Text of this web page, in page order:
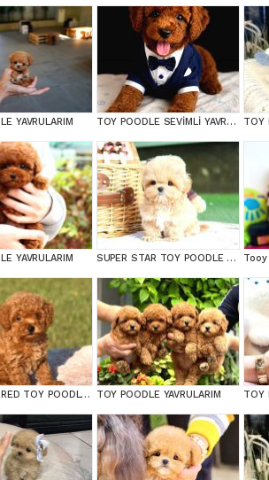
YAVRULARIM TOY POODLE SEVİMLİ YAVRULAR EV ÜRETİMİ TOY
YAVRULARIM SUPER STAR TOY POODLE YAVRULARIM
KIPKIRMIZI RED TOY POODLE SEVİMLİ YAVRULAR TOY POODLE YAVRULARIM TOY